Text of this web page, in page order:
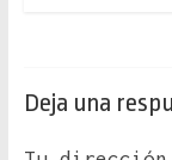
Deja una